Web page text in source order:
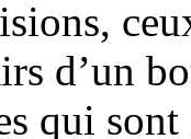
d’un
qui